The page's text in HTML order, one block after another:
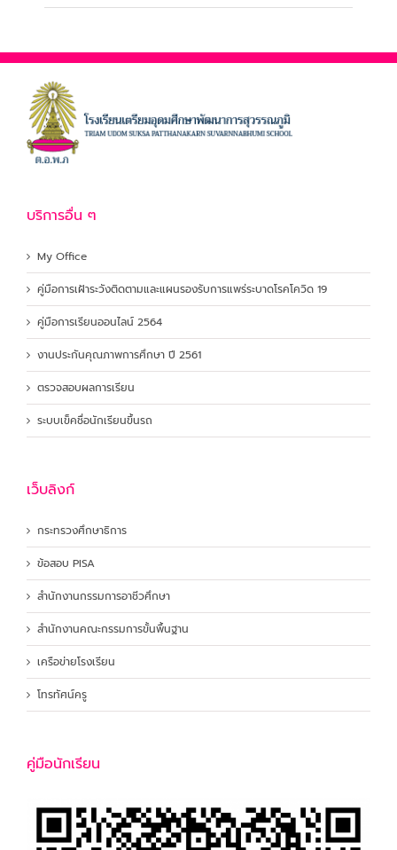
บริการอื่น ๆ
My Office
คู่มือการเฝ้าระวังติดตามและแผนรองรับการแพร่ระบาดโรคโควิด 19
คู่มือการเรียนออนไลน์ 2564
งานประกันคุณภาพการศึกษา ปี 2561
ตรวจสอบผลการเรียน
ระบบเข็คชื่อนักเรียนขึ้นรถ
เว็บลิงก์
กระทรวงศึกษาธิการ
ข้อสอบ PISA
สำนักงานกรรมการอาชีวศึกษา
สำนักงานคณะกรรมการขั้นพื้นฐาน
เครือข่ายโรงเรียน
โทรทัศน์ครู
คู่มือนักเรียน